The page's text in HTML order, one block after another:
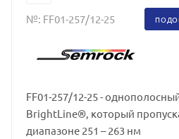
№: FF01-257/12-25
FF01-257/12-25 -
BrightLine®, который
диапазоне 251 – 263 нм